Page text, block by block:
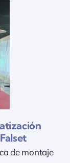
de montaje